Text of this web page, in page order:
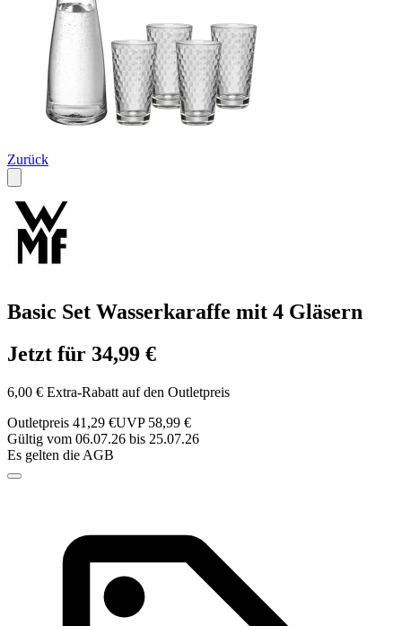
Zurück
Basic Set Wasserkaraffe mit 4 Gläsern
Jetzt für 34,99 €
6,00 € Extra-Rabatt auf den Outletpreis
Outletpreis 41,29 €UVP 58,99 €
Gültig vom 06.07.26 bis 25.07.26
Es gelten die AGB